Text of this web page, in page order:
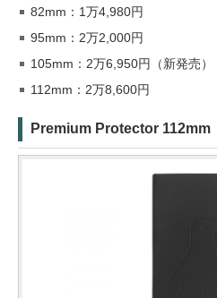
82mm：1万4,980円
95mm：2万2,000円
105mm：2万6,950円（新発売）
112mm：2万8,600円
Premium Protector 112mm